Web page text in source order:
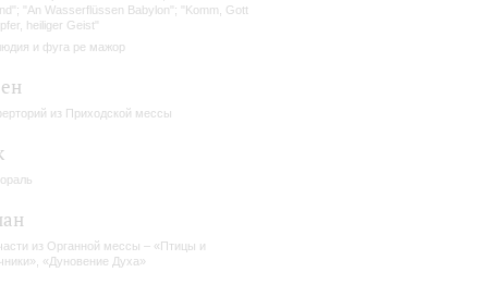
"An Wasserflüssen Babylon"; "Komm, Gott
heiliger Geist"
и фуга ре мажор
из Приходской мессы
из Органной мессы – «Птицы и
«Дуновение Духа»